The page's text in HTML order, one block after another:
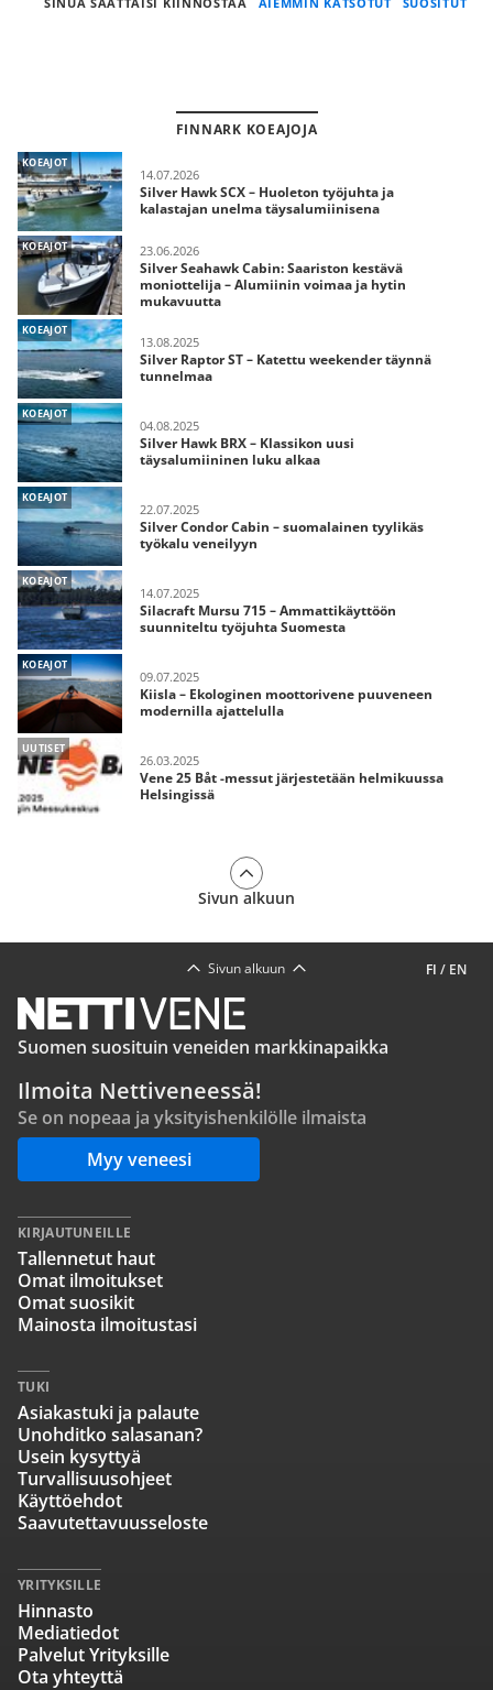
FINNARK KOEAJOJA
KOEAJOT
14.07.2026
Silver Hawk SCX – Huoleton työjuhta ja
kalastajan unelma täysalumiinisena
KOEAJOT 23.06.2026
Silver Seahawk Cabin: Saariston kestävä
moniottelija – Alumiinin voimaa ja hytin
mukavuutta
KOEAJOT
13.08.2025
Silver Raptor ST – Katettu weekender täynnä
tunnelmaa
KOEAJOT
04.08.2025
Silver Hawk BRX – Klassikon uusi
täysalumiininen luku alkaa
KOEAJOT
22.07.2025
Silver Condor Cabin – suomalainen tyylikäs
työkalu veneilyyn
KOEAJOT
14.07.2025
Silacraft Mursu 715 – Ammattikäyttöön
suunniteltu työjuhta Suomesta
KOEAJOT
09.07.2025
Kiisla – Ekologinen moottorivene puuveneen
modernilla ajattelulla
UUTISET
26.03.2025
Vene 25 Båt -messut järjestetään helmikuussa
Helsingissä
Sivun alkuun
FI / EN
Sivun alkuun
Suomen suosituin veneiden markkinapaikka
Ilmoita Nettiveneessä!
Se on nopeaa ja yksityishenkilölle ilmaista
Myy veneesi
KIRJAUTUNEILLE
Tallennetut haut
Omat ilmoitukset
Omat suosikit
Mainosta ilmoitustasi
TUKI
Asiakastuki ja palaute
Unohditko salasanan?
Usein kysyttyä
Turvallisuusohjeet
Käyttöehdot
Saavutettavuusseloste
YRITYKSILLE
Hinnasto
Mediatiedot
Palvelut Yrityksille
Ota yhteyttä